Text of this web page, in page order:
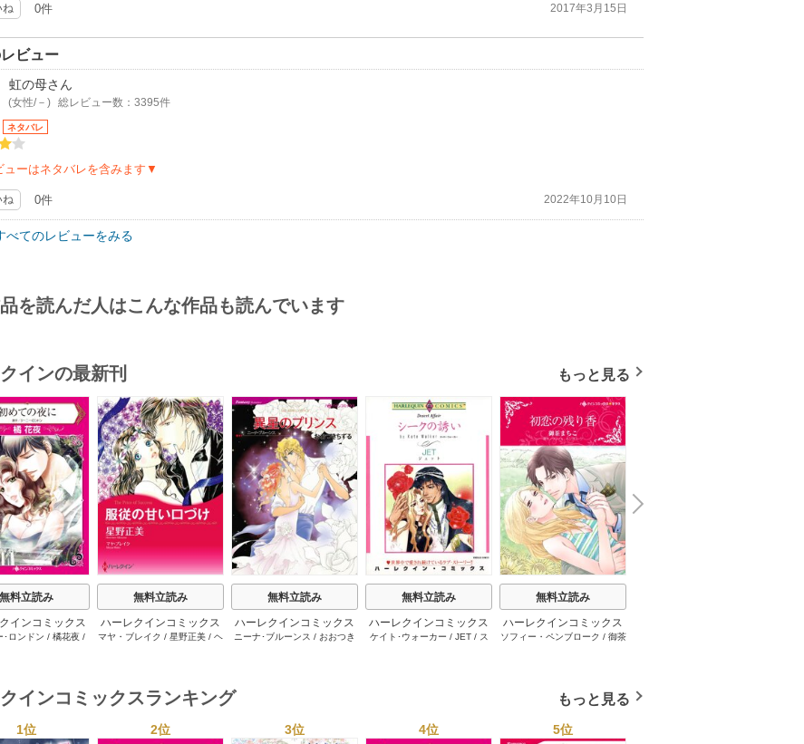
ね 0件 2017年3月15日
ビュー
虹の母さん
(女性/－) 総レビュー数：3395件
ネタバレ
ューはネタバレを含みます▼
ね 0件 2022年10月10日
べてのレビューをみる
を読んだ人はこんな作品も読んでいます
インの最新刊 もっと見る
無料立読み
インコミックス
2026年 vol.1064
･ロンドン / 橘花夜 /
無料立読み
ハーレクインコミックス
セット 2026年 vol.1002
マヤ・ブレイク / 星野正美 / ヘ
無料立読み
ハーレクインコミックス
セット 2026年 vol.1063
ニーナ･ブルーンス / おおつき
無料立読み
ハーレクインコミックス
セット 2026年 vol.1001
ケイト･ウォーカー / JET/ ス
無料立読み
ハーレクインコミックス
セット 2026年 vol.1062
ソフィー・ペンブローク / 御茶
一ノ関りん子
N
e
x
t
インコミックスランキング もっと見る
1位 2位 3位 4位 5位